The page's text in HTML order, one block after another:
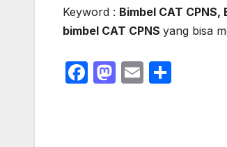
Keyword : Bimbel CAT CPNS,
bimbel CAT CPNS yang bisa
F
M E